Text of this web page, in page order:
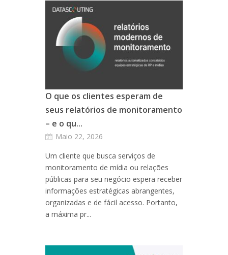
O que os clientes esperam de
seus relatórios de monitoramento
– e o qu...
Maio 22, 2026
Um cliente que busca serviços de
monitoramento de mídia ou relações
públicas para seu negócio espera receber
informações estratégicas abrangentes,
organizadas e de fácil acesso. Portanto,
a máxima pr...